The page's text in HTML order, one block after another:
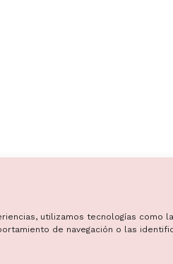
utilizamos tecnologías
de navegación o las